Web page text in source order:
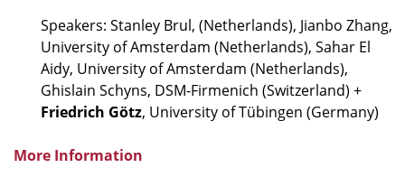
Speakers: Stanley Brul, (Netherlands), Jianbo Zhang,
University of Amsterdam (Netherlands), Sahar El
Aidy, University of Amsterdam (Netherlands),
Ghislain Schyns, DSM-Firmenich (Switzerland) +
Friedrich Götz, University of Tübingen (Germany)
More Information